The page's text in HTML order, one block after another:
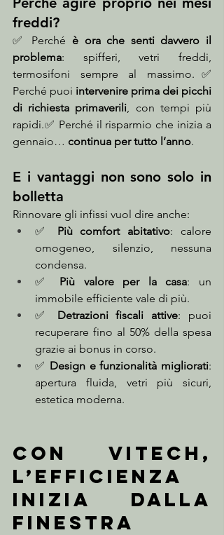
freddi?
✅ Perché è ora che senti davvero il
problema: spifferi, vetri freddi,
termosifoni sempre al massimo.✅
Perché puoi intervenire prima dei picchi
di richiesta primaverili, con tempi più
rapidi.✅ Perché il risparmio che inizia a
gennaio… continua per tutto l’anno.
E i vantaggi non sono solo in
bolletta
Rinnovare gli infissi vuol dire anche:
✅ Più comfort abitativo: calore
omogeneo, silenzio, nessuna
condensa.
✅ Più valore per la casa: un
immobile efficiente vale di più.
✅ Detrazioni fiscali attive: puoi
recuperare fino al 50% della spesa
grazie ai bonus in corso.
✅ Design e funzionalità migliorati:
apertura fluida, vetri più sicuri,
estetica moderna.
Con Vitech,
l’efficienza
inizia dalla
finestra